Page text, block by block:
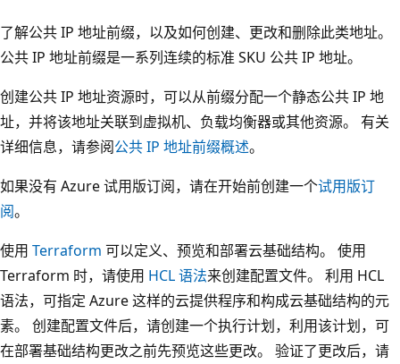
了解公共 IP 地址前缀，以及如何创建、更改和删除此类地址。
公共 IP 地址前缀是一系列连续的标准 SKU 公共 IP 地址。
创建公共 IP 地址资源时，可以从前缀分配一个静态公共 IP 地
址，并将该地址关联到虚拟机、负载均衡器或其他资源。 有关
详细信息，请参阅公共 IP 地址前缀概述。
如果没有 Azure 试用版订阅，请在开始前创建一个试用版订
阅。
使用 Terraform 可以定义、预览和部署云基础结构。 使用
Terraform 时，请使用 HCL 语法来创建配置文件。 利用 HCL
语法，可指定 Azure 这样的云提供程序和构成云基础结构的元
素。 创建配置文件后，请创建一个执行计划，利用该计划，可
在部署基础结构更改之前先预览这些更改。 验证了更改后，请